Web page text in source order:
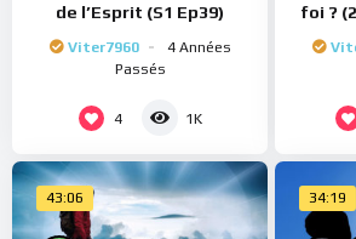
de l’Esprit (S1 Ep39)
Viter7960
4 Années
Passés
4 1K
foi ?
43:06 34:19